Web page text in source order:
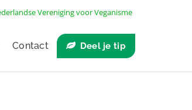
Vereniging voor Veganisme
Contact Deel je tip